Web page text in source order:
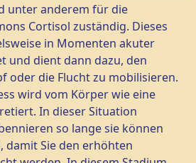
unter anderem für die
Cortisol zuständig. Dieses
in Momenten akuter
und dient dann dazu, den
oder die Flucht zu mobilisieren.
wird vom Körper wie eine
In dieser Situation
so lange sie können
damit Sie den erhöhten